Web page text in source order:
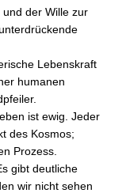
der Wille zur
Lebenskraft
humanen
ist ewig. Jeder
des Kosmos;
Prozess.
gibt deutliche
wir nicht sehen